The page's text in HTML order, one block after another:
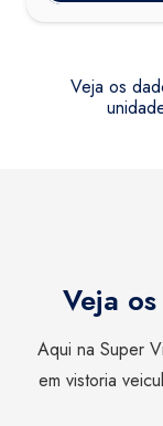
Veja os
Veja
Aqui na Super
em vistoria